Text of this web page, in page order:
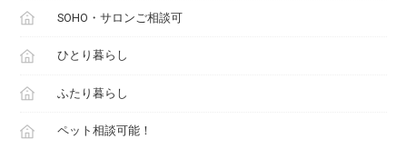
SOHO・サロンご相談可
ひとり暮らし
ふたり暮らし
ペット相談可能！